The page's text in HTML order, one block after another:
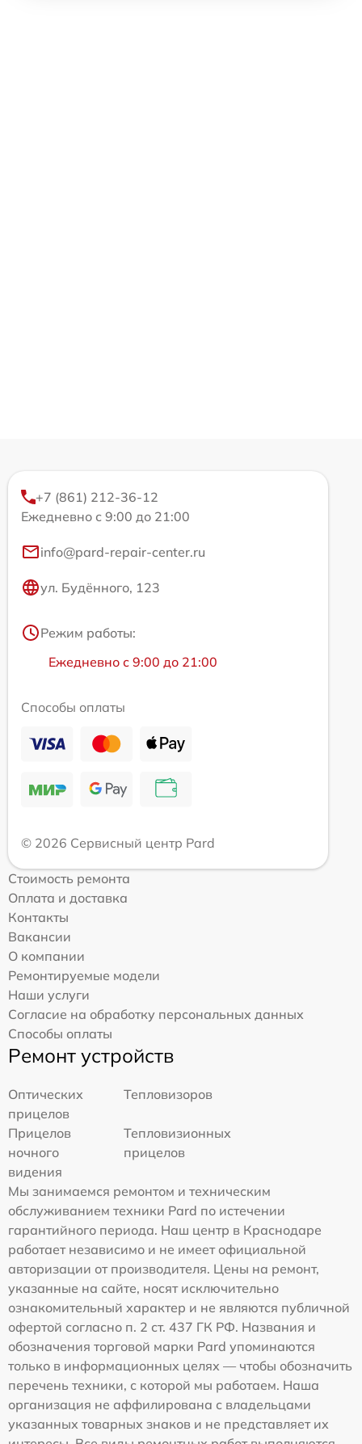
+7 (861) 212-36-12
Ежедневно с 9:00 до 21:00
info@pard-repair-center.ru
ул. Будённого, 123
Режим работы:
Ежедневно с 9:00 до 21:00
Способы оплаты
© 2026 Сервисный центр Pard
Стоимость ремонта
Оплата и доставка
Контакты
Вакансии
О компании
Ремонтируемые модели
Наши услуги
Согласие на обработку персональных данных
Способы оплаты
Ремонт устройств
Оптических
прицелов
Тепловизоров
Прицелов
ночного
видения
Тепловизионных
прицелов
Мы занимаемся ремонтом и техническим
обслуживанием техники Pard по истечении
гарантийного периода. Наш центр в Краснодаре
работает независимо и не имеет официальной
авторизации от производителя. Цены на ремонт,
указанные на сайте, носят исключительно
ознакомительный характер и не являются публичной
офертой согласно п. 2 ст. 437 ГК РФ. Названия и
обозначения торговой марки Pard упоминаются
только в информационных целях — чтобы обозначить
перечень техники, с которой мы работаем. Наша
организация не аффилирована с владельцами
указанных товарных знаков и не представляет их